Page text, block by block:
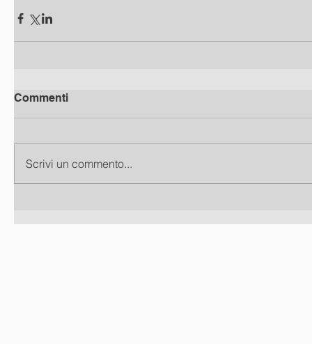
Commenti
Scrivi un commento...